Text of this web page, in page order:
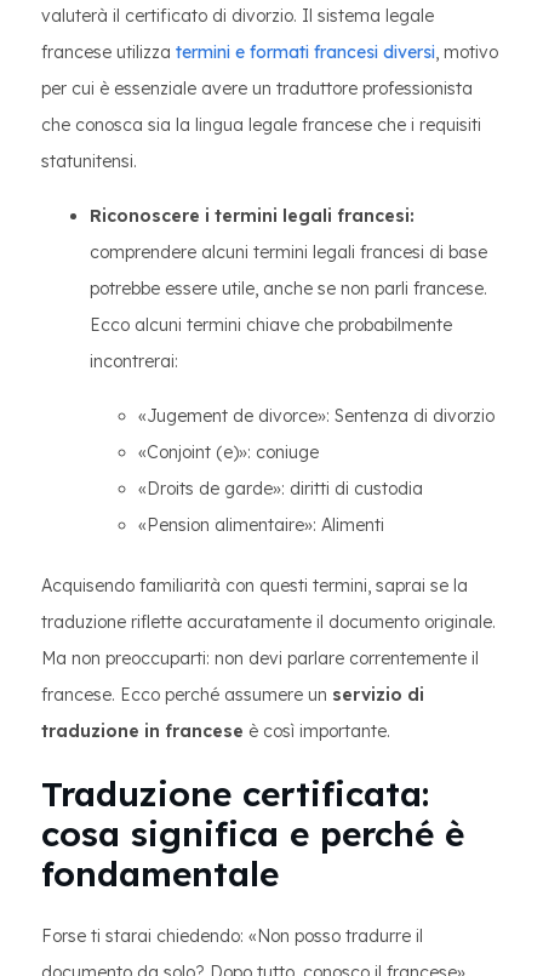
valuterà il certificato di divorzio. Il sistema legale
francese utilizza termini e formati francesi diversi, motivo
per cui è essenziale avere un traduttore professionista
che conosca sia la lingua legale francese che i requisiti
statunitensi.
Riconoscere i termini legali francesi:
comprendere alcuni termini legali francesi di base
potrebbe essere utile, anche se non parli francese.
Ecco alcuni termini chiave che probabilmente
incontrerai:
«Jugement de divorce»: Sentenza di divorzio
«Conjoint (e)»: coniuge
«Droits de garde»: diritti di custodia
«Pension alimentaire»: Alimenti
Acquisendo familiarità con questi termini, saprai se la
traduzione riflette accuratamente il documento originale.
Ma non preoccuparti: non devi parlare correntemente il
francese. Ecco perché assumere un servizio di
traduzione in francese è così importante.
Traduzione certificata:
cosa significa e perché è
fondamentale
Forse ti starai chiedendo: «Non posso tradurre il